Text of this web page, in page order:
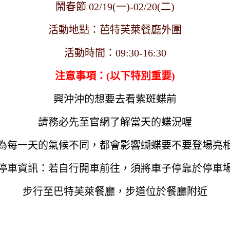
鬧春節 02/19(一)-02/20(二)
活動地點：芭特芙萊餐廳外圍
活動時間：09:30-16:30
注意事項：(以下特別重要)
興沖沖的想要去看紫斑蝶前
請務必先至官網了解當天的蝶況喔
每一天的氣候不同，都會影響蝴蝶要不要登場亮
車資訊：若自行開車前往，須將車子停靠於停車
步行至巴特芙萊餐廳，步道位於餐廳附近